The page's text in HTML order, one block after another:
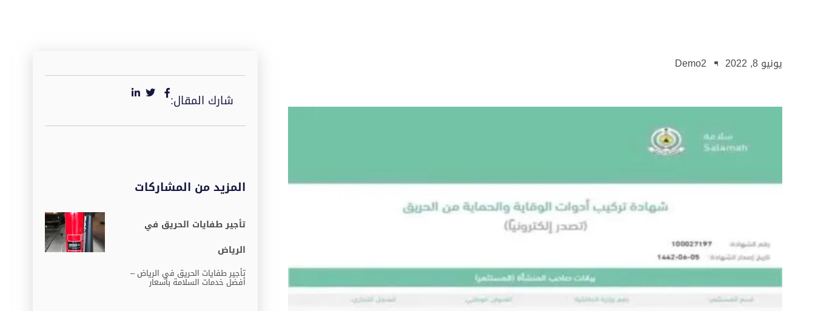
يونيو 8, 2022 Demo2
شارك المقال:
المزيد من المشاركات
تأجير طفايات الحريق في
الرياض
تأجير طفايات الحريق في الرياض –
أفضل خدمات السلامة بأسعار